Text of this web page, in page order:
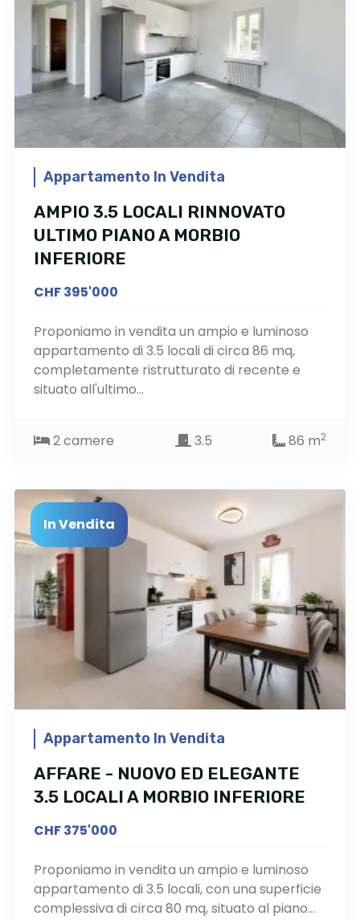
Appartamento In Vendita
AMPIO 3.5 LOCALI RINNOVATO
ULTIMO PIANO A MORBIO
INFERIORE
CHF 395'000
Proponiamo in vendita un ampio e luminoso
appartamento di 3.5 locali di circa 86 mq,
completamente ristrutturato di recente e
situato all'ultimo...
2 camere 3.5 86 m2
In Vendita
Appartamento In Vendita
AFFARE - NUOVO ED ELEGANTE
3.5 LOCALI A MORBIO INFERIORE
CHF 375'000
Proponiamo in vendita un ampio e luminoso
appartamento di 3.5 locali, con una superficie
complessiva di circa 80 mq, situato al piano...